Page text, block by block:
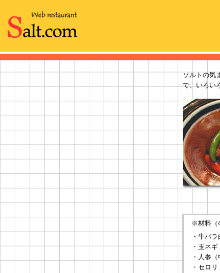
ソルトの気
で、いろい
※材料（
・牛バ
・玉ネギ
・人参（
・セロリ